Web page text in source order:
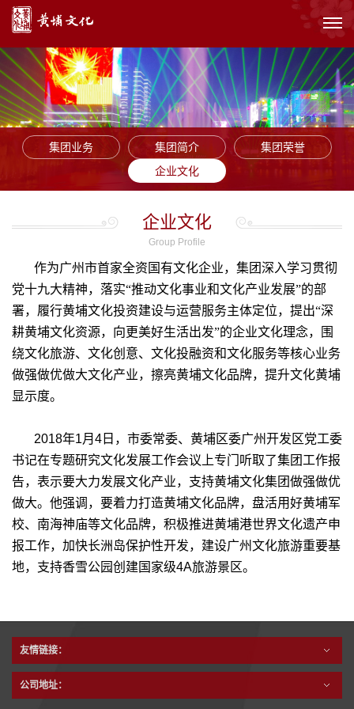
集团业务 集团简介
集团荣誉
企业文化
企业文化
Group Profile
作为广州市首家全资国有文化企业，集团深入学习贯彻
党十九大精神，落实“推动文化事业和文化产业发展”的部
署，履行黄埔文化投资建设与运营服务主体定位，提出“深
耕黄埔文化资源，向更美好生活出发”的企业文化理念，围
绕文化旅游、文化创意、文化投融资和文化服务等核心业务
做强做优做大文化产业，擦亮黄埔文化品牌，提升文化黄埔
显示度。
2018年1月4日，市委常委、黄埔区委广州开发区党工委
书记在专题研究文化发展工作会议上专门听取了集团工作报
告，表示要大力发展文化产业，支持黄埔文化集团做强做优
做大。他强调，要着力打造黄埔文化品牌，盘活用好黄埔军
校、南海神庙等文化品牌，积极推进黄埔港世界文化遗产申
报工作，加快长洲岛保护性开发，建设广州文化旅游重要基
地，支持香雪公园创建国家级4A旅游景区。
友情链接：
公司地址：